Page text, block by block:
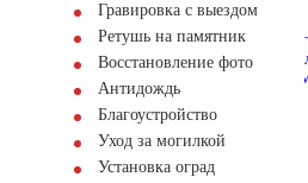
Гравировка с выездом
Ретушь на памятник
Восстановление фото
Антидождь
Благоустройство
Уход за могилкой
Установка оград